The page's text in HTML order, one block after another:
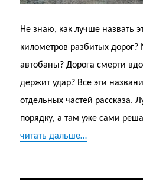
Не знаю, как лучше назвать
километров разбитых
автобаны? Дорога смерти
держит удар? Все эти
отдельных частей рассказа.
порядку, а там уже сами
читать дальше…